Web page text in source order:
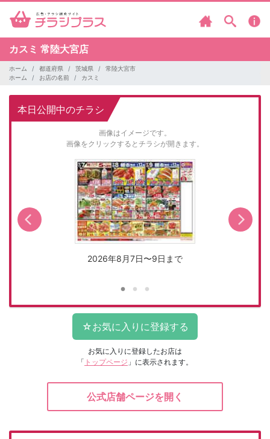
カスミ 常陸大宮店
ホーム 都道府県 茨城県
常陸大宮市
ホーム
お店の名前 カスミ
本日公開中のチラシ
画像はイメージです。
画像をクリックするとチラシが開きます。
2026年8月7日〜9日まで
お気に入りに登録したお店は
「 トップページ 」に表示されます。
公式店舗ページを開く